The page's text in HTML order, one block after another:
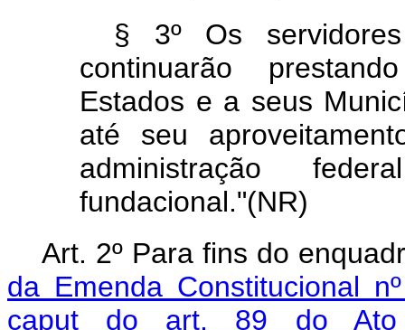
§ 3º Os
continuarão
Estados e a seus
até seu
administração
fundacional."(NR)
Art. 2º Para fins do
da Emenda Constitucional
caput do art. 89 do Ato